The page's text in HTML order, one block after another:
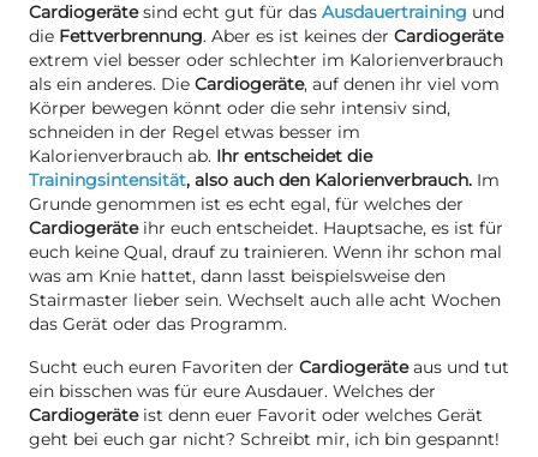
Cardiogerätesind echt gut für das Ausdauertraining und
die Fettverbrennung. Aber es ist keines der Cardiogeräte
extrem viel besser oder schlechter im Kalorienverbrauch
als ein anderes. Die Cardiogeräte, auf denen ihr viel vom
Körper bewegen könnt oder die sehr intensiv sind,
schneiden in der Regel etwas besser im
Kalorienverbrauch ab. Ihr entscheidet die
Trainingsintensität, also auch den Kalorienverbrauch. Im
Grunde genommen ist es echt egal, für welches der
Cardiogeräteihr euch entscheidet. Hauptsache, es ist für
euch keine Qual, drauf zu trainieren. Wenn ihr schon mal
was am Knie hattet, dann lasst beispielsweise den
Stairmaster lieber sein. Wechselt auch alle acht Wochen
das Gerät oder das Programm.
Sucht euch euren Favoriten der Cardiogeräteaus und tut
ein bisschen was für eure Ausdauer. Welches der
Cardiogeräteist denn euer Favorit oder welches Gerät
geht bei euch gar nicht? Schreibt mir, ich bin gespannt!